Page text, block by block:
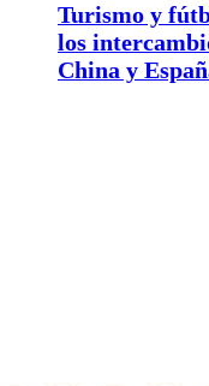
Turismo y
los
China y